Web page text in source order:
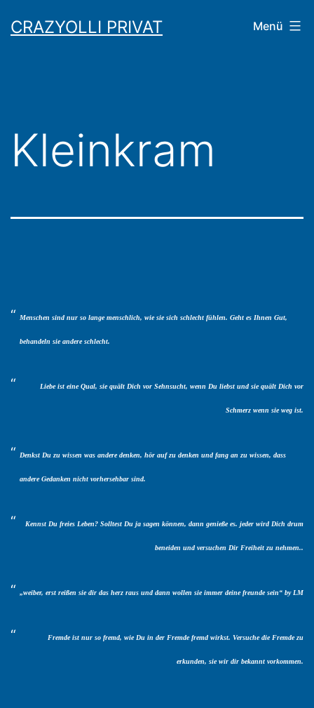
Inhalt
CRAZYOLLI PRIVAT Menü
Kleinkram
Menschen sind nur so lange menschlich, wie sie sich schlecht fühlen. Geht es Ihnen Gut,
behandeln sie andere schlecht.
Liebe ist eine Qual, sie quält Dich vor Sehnsucht, wenn Du liebst und sie quält Dich vor
Schmerz wenn sie weg ist.
Denkst Du zu wissen was andere denken, hör auf zu denken und fang an zu wissen, dass
andere Gedanken nicht vorhersehbar sind.
Kennst Du freies Leben? Solltest Du ja sagen können, dann genieße es. jeder wird Dich drum
beneiden und versuchen Dir Freiheit zu nehmen..
„weiber, erst reißen sie dir das herz raus und dann wollen sie immer deine freunde sein“ by LM
Fremde ist nur so fremd, wie Du in der Fremde fremd wirkst. Versuche die Fremde zu
erkunden, sie wir dir bekannt vorkommen.